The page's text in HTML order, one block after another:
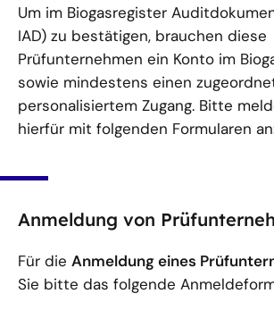
Um im Biogasregister
IAD) zu bestätigen, brauchen diese
Prüfunternehmen ein Konto im
sowie mindestens einen
personalisiertem Zugang. Bitte
hierfür mit folgenden Formularen
Anmeldung von
Für die Anmeldung eines
Sie bitte das folgende